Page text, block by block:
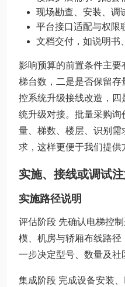
现场勘查、安装、调
平台接口适配与权限
文档交付，如说明书
影响预算的前置条件主
梯台数，二是是否保留
控系统升级接线改造，
统升级对接。批量采购
量、梯数、楼层、识别
求，这样更便于我们提供
实施、接线或调试
实施路径说明
评估阶段 先确认电梯控
模、机房与轿厢布线路
一步决定型号、数量及社
集成阶段 完成设备安装